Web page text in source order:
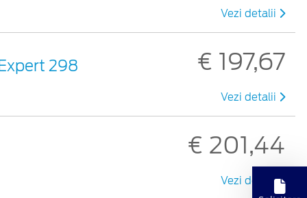
Vezi detalii
298 € 197,67
Vezi detalii
€ 201,44
Vezi detalii